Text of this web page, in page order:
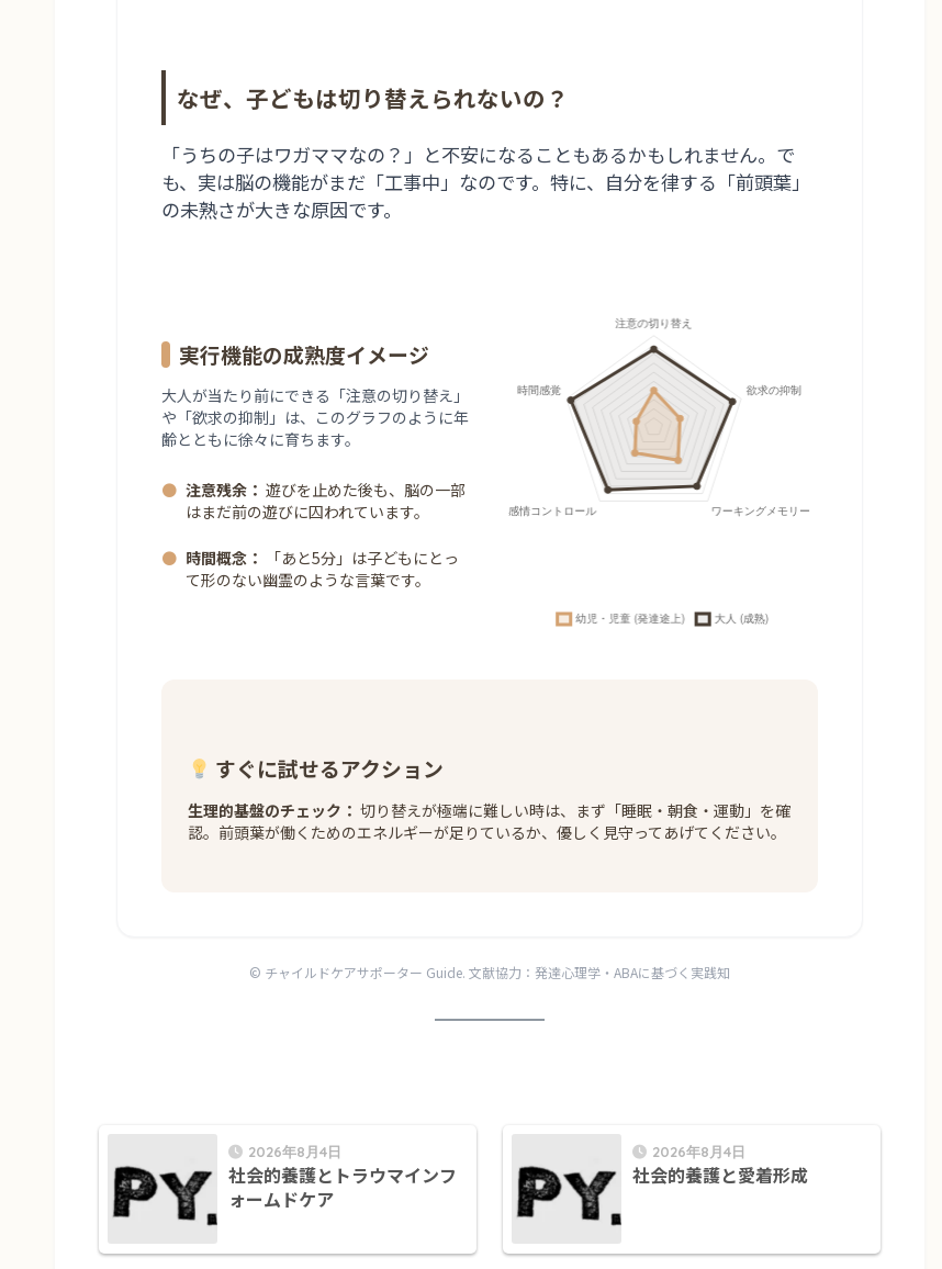
なぜ、子どもは切り替えられないの？
「うちの子はワガママなの？」と不安になることもあるかもしれません。で
も、実は脳の機能がまだ「工事中」なのです。特に、自分を律する「前頭葉」
の未熟さが大きな原因です。
実行機能の成熟度イメージ
大人が当たり前にできる「注意の切り替え」
や「欲求の抑制」は、このグラフのように年
齢とともに徐々に育ちます。
● 注意残余： 遊びを止めた後も、脳の一部
はまだ前の遊びに囚われています。
● 時間概念：
「あと5分」は子どもにとっ
て形のない幽霊のような言葉です。
すぐに試せるアクション
生理的基盤のチェック： 切り替えが極端に難しい時は、まず「睡眠・朝食・運動」を確
認。前頭葉が働くためのエネルギーが足りているか、優しく見守ってあげてください。
© チャイルドケアサポーター Guide. 文献協力：発達心理学・ABAに基づく実践知
2026年8月4日
社会的養護とトラウマインフ
ォームドケア
2026年8月4日
社会的養護と愛着形成